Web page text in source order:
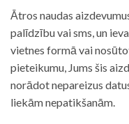
Ātros naudas
palīdzību vai sms, un
vietnes formā vai
pieteikumu, Jums šis
norādot nepareizus
liekām nepatikšanām.